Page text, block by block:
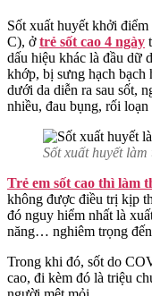
Sốt xuất huyết khởi
C), ởtrẻ sốt cao 4 ngày
dấu hiệu khác là đầu dữ
khớp, bị sưng hạch bạch
dưới da diễn ra sau sốt,
nhiều, đau bụng, rối
Sốt xuất huyết
Trẻ em sốt cao thì làm
không được điều trị kịp
đó nguy hiểm nhất là
năng… nghiêm trọng
Trong khi đó, sốt do
cao, đi kèm đó là triệu